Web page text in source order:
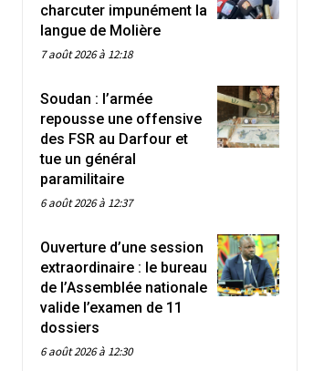
charcuter impunément la
langue de Molière
7 août 2026 à 12:18
Soudan : l’armée
repousse une offensive
des FSR au Darfour et
tue un général
paramilitaire
6 août 2026 à 12:37
Ouverture d’une session
extraordinaire : le bureau
de l’Assemblée nationale
valide l’examen de 11
dossiers
6 août 2026 à 12:30